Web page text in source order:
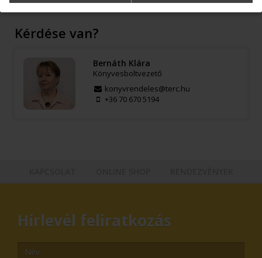
Kérdése van?
Bernáth Klára
Könyvesboltvezető
konyvrendeles@terc.hu
+36 70 670 5194
Hírlevél feliratkozás